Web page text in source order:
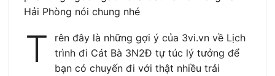
Hải Phòng nói chung nhé
T
rên đây là những gợi ý của 3vi.vn về Lịch
trình đi Cát Bà 3N2Đ tự túc lý tưởng để
bạn có chuyến đi với thật nhiều trải